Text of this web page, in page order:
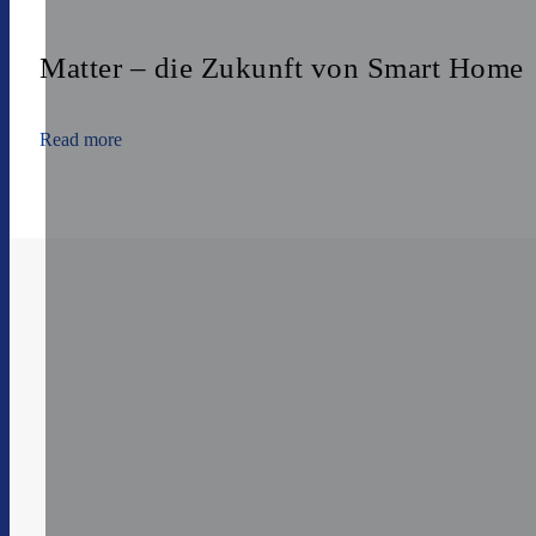
Matter – die Zukunft von Smart Home
Read more